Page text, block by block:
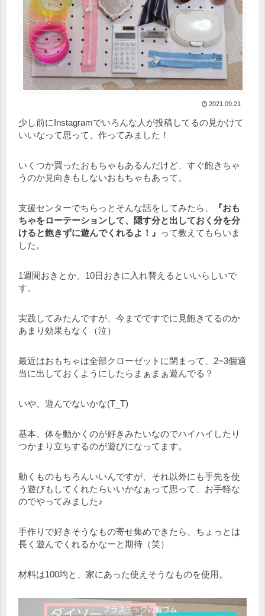
2021.09.21
少し前にInstagramでいろんな人が投稿してるの見かけて
いいなって思って、作ってみました！
いくつか買ったおもちゃもあるんだけど、すぐ飽きちゃ
うのか見向きもしないおもちゃもあって。
支援センターでちらっとそんな話をしてみたら、
『おも
ちゃをローテーションして、隠す分と出しておく分を分
けると飽きずに遊んでくれるよ！』 って教えてもらいま
した。
1週間おきとか、10日おきに入れ替えるといいらしいで
す。
実践してみたんですが、今までですでに見飽きてるのか
あまり効果もなく（泣）
最近はおもちゃは全部クローゼットに閉まって、2~3個適
当に出しておくようにしたらまぁまぁ遊んでる？
いや、遊んでないかな(T_T)
基本、体を動かくのが好きみたいなのでハイハイしたり
つかまり立ちするのが遊びになってます。
動くものもちろんいいんですが、それ以外にも手先を使
う遊びもしてくれたらいいかなぁって思って、お手軽な
のでやってみました♪
手作りで好きそうなもの寄せ集めできたら、ちょっとは
長く遊んでくれるかなーと期待（笑）
材料は100均と、家にあった使えそうなものを使用。